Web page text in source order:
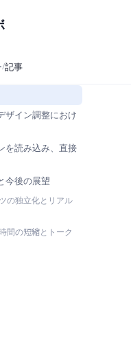
/記事
ザイン調整におけ
を読み込み、直接
今後の展望
の独立化とリアル
間の短縮とトーク